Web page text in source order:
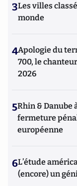
3Les villes
monde
4Apologie du
700, le
2026
5Rhin & Danube
fermeture
européenne
6L’étude
(encore) un